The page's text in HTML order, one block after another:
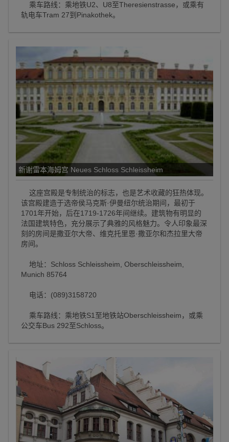
乘车路线：乘地铁U2、U8至Theresienstrasse，或乘有
轨电车Tram 27到Pinakothek。
新谢雷本海姆宫 Neues Schloss Schleissheim
这座宫殿是专制统治的标志，也是艺术收藏的狂热体现。
该宫殿建造于选帝侯马克斯·伊曼纽尔统治期间，最初于
1701年开始，后在1719-1726年间继续。建筑物有明显的
法国建筑特色，充分展示了典雅的风格魅力。令人印象最深
刻的房间是撒亚尔大帝、维克托里恩·撒亚尔和杰拉里大帝
房间。
地址：Schloss Schleissheim, Oberschleissheim,
Munich 85764
电话：(089)3158720
乘车路线：乘地铁S1至地铁站Oberschleissheim，或乘
公交车Bus 292至Schloss。